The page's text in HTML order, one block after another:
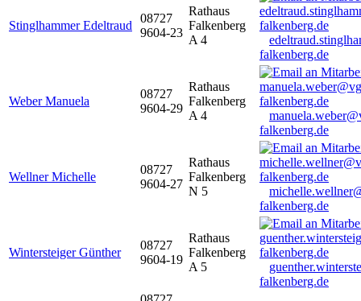
Stinglhammer Edeltraud
08727
9604-23
Rathaus
Falkenberg
A 4
falkenberg.de
Weber Manuela
08727
9604-29
Rathaus
Falkenberg
A 4
falkenberg.de
Wellner Michelle
08727
9604-27
Rathaus
Falkenberg
N 5
falkenberg.de
Wintersteiger Günther
08727
9604-19
Rathaus
Falkenberg
A 5
falkenberg.de